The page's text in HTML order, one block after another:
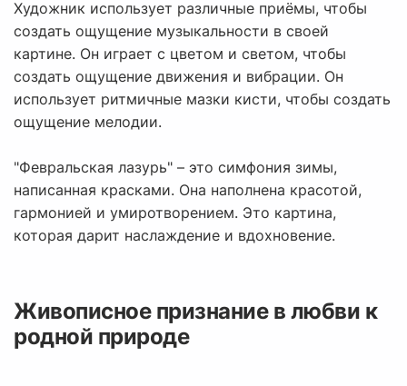
Художник использует различные приёмы, чтобы
создать ощущение музыкальности в своей
картине. Он играет с цветом и светом, чтобы
создать ощущение движения и вибрации. Он
использует ритмичные мазки кисти, чтобы создать
ощущение мелодии.
"Февральская лазурь" – это симфония зимы,
написанная красками. Она наполнена красотой,
гармонией и умиротворением. Это картина,
которая дарит наслаждение и вдохновение.
Живописное признание в любви к
родной природе